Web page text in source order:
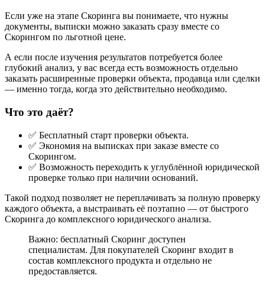
Если уже на этапе Скоринга вы понимаете, что нужны
документы, выписки можно заказать сразу вместе со
Скорингом по льготной цене.
А если после изучения результатов потребуется более
глубокий анализ, у вас всегда есть возможность отдельно
заказать расширенные проверки объекта, продавца или сделки
— именно тогда, когда это действительно необходимо.
Что это даёт?
✅ Бесплатный старт проверки объекта.
✅ Экономия на выписках при заказе вместе со
Скорингом.
✅ Возможность переходить к углублённой юридической
проверке только при наличии оснований.
Такой подход позволяет не переплачивать за полную проверку
каждого объекта, а выстраивать её поэтапно — от быстрого
Скоринга до комплексного юридического анализа.
Важно: бесплатный Скоринг доступен
специалистам. Для покупателей Скоринг входит в
состав комплексного продукта и отдельно не
предоставляется.